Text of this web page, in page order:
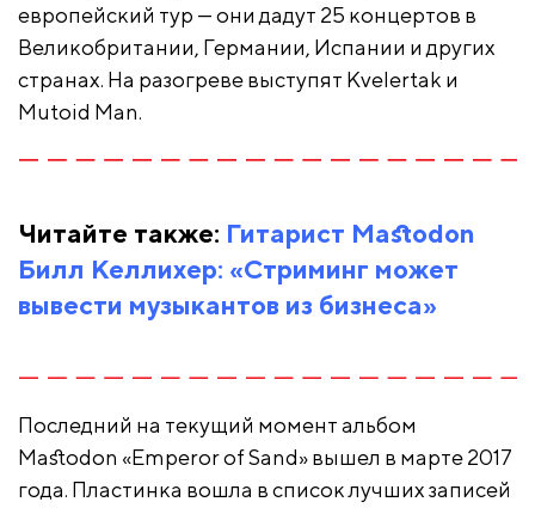
европейский тур — они дадут 25 концертов в
Великобритании, Германии, Испании и других
странах. На разогреве выступят Kvelertak и
Mutoid Man.
Читайте также: Гитарист Mastodon
Билл Келлихер: «Стриминг может
вывести музыкантов из бизнеса»
Последний на текущий момент альбом
Mastodon «Emperor of Sand» вышел в марте 2017
года. Пластинка вошла в список лучших записей